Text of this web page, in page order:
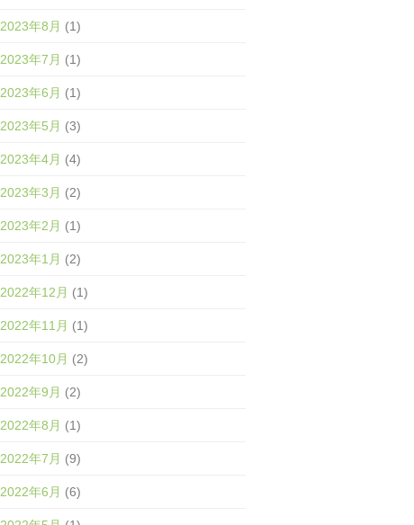
2023年8月 (1)
2023年7月 (1)
2023年6月 (1)
2023年5月 (3)
2023年4月 (4)
2023年3月 (2)
2023年2月 (1)
2023年1月 (2)
2022年12月 (1)
2022年11月 (1)
2022年10月 (2)
2022年9月 (2)
2022年8月 (1)
2022年7月 (9)
2022年6月 (6)